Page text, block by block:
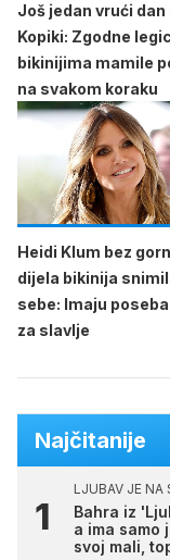
Još jedan vrući dan
Kopiki: Zgodne
bikinijima mamile
na svakom koraku
Heidi Klum bez
dijela bikinija
sebe: Imaju
za slavlje
Najčitanije
LJUBAV JE NA
Bahra iz
a ima samo
svoj mali,